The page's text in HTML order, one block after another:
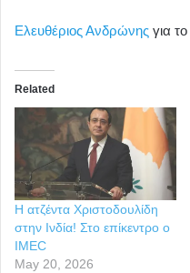
Ελευθέριος Ανδρώνης για το
Related
Η ατζέντα Χριστοδουλίδη
στην Ινδία! Στο επίκεντρο ο
IMEC
May 20, 2026